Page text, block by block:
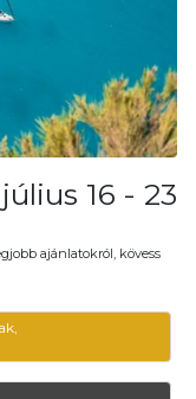
július 16 - 23
ajánlatokról, kövess